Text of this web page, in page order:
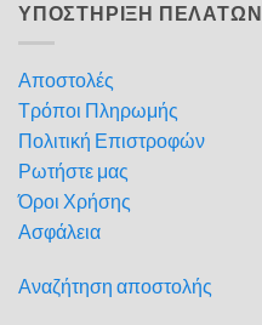
ΥΠΟΣΤΗΡΙΞΗ ΠΕΛΑΤΩΝ
Αποστολές
Τρόποι Πληρωμής
Πολιτική Επιστροφών
Ρωτήστε μας
Όροι Χρήσης
Ασφάλεια
Αναζήτηση αποστολής